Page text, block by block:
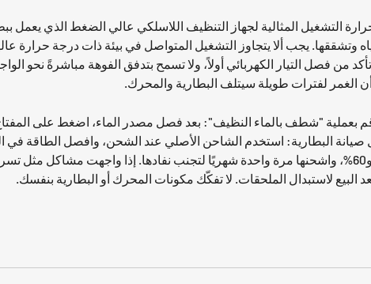
من فصل التيار الكهربائي أولاً، ولا تسمح بتدفق الفوهة مباشرةً نحو
صيانة البطارية: استخدم الشاحن الأصلي عند الشحن، وافصل الطاقة
الاستخدام لفترة طويلة، حافظ على مستوى طاقة البطارية بين 50% و60%، واشحنها مرة واحدة شهريًا
البيع لاستبدال الملحقات. لا تفكّك مكونات المحرك أو البطارية بنفسك.